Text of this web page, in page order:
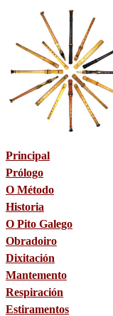
Principal
Prólogo
O Método
Historia
O Pito Galego
Obradoiro
Dixitación
Mantemento
Respiración
Estiramentos